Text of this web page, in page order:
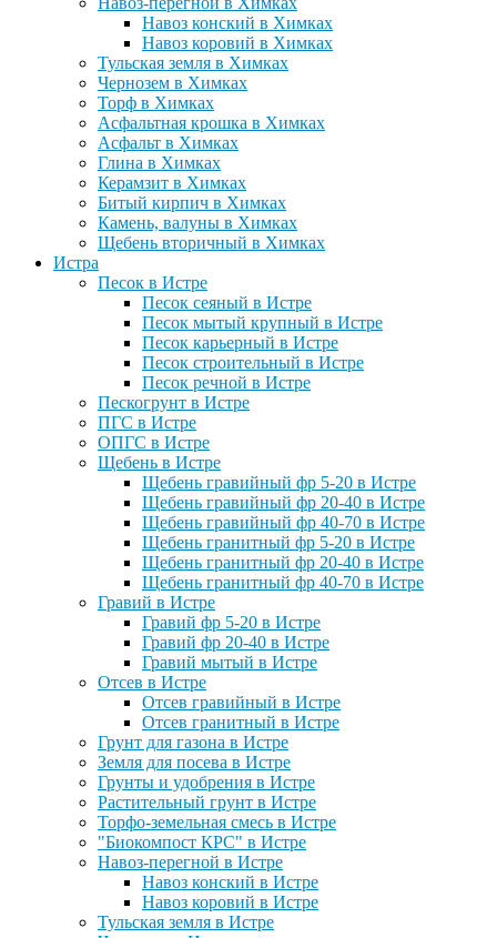
Навоз конский в Химках
Навоз коровий в Химках
Тульская земля в Химках
Чернозем в Химках
Торф в Химках
Асфальтная крошка в Химках
Асфальт в Химках
Глина в Химках
Керамзит в Химках
Битый кирпич в Химках
Камень, валуны в Химках
Щебень вторичный в Химках
Истра
Песок в Истре
Песок сеяный в Истре
Песок мытый крупный в Истре
Песок карьерный в Истре
Песок строительный в Истре
Песок речной в Истре
Пескогрунт в Истре
ПГС в Истре
ОПГС в Истре
Щебень в Истре
Щебень гравийный фр 5-20 в Истре
Щебень гравийный фр 20-40 в Истре
Щебень гравийный фр 40-70 в Истре
Щебень гранитный фр 5-20 в Истре
Щебень гранитный фр 20-40 в Истре
Щебень гранитный фр 40-70 в Истре
Гравий в Истре
Гравий фр 5-20 в Истре
Гравий фр 20-40 в Истре
Гравий мытый в Истре
Отсев в Истре
Отсев гравийный в Истре
Отсев гранитный в Истре
Грунт для газона в Истре
Земля для посева в Истре
Грунты и удобрения в Истре
Растительный грунт в Истре
Торфо-земельная смесь в Истре
"Биокомпост КРС" в Истре
Навоз-перегной в Истре
Навоз конский в Истре
Навоз коровий в Истре
Тульская земля в Истре